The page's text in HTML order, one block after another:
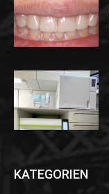
KATEGORIEN